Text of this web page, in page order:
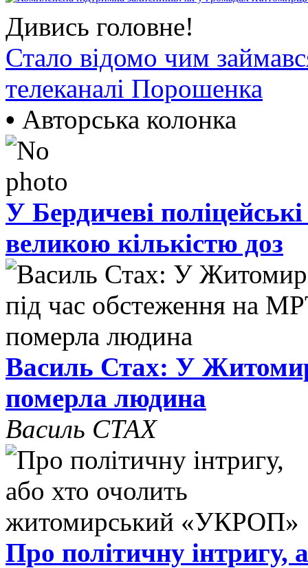
Дивись головне!
Стало відомо чим
телеканалі Порошенка
• Авторська колонка
У Бердичеві
великою кількістю доз
Василь Стах: У
померла людина
Василь СТАХ
Про політичну інтригу,